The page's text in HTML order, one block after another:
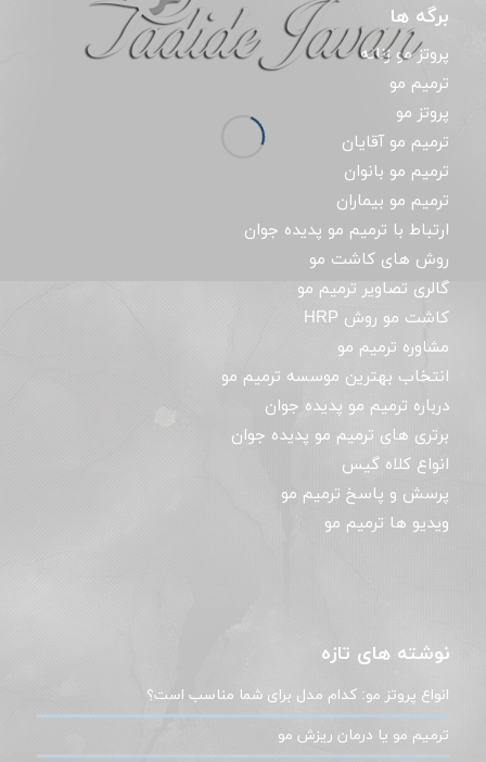
برگه ها
پروتز مو زنانه
ترمیم مو
پروتز مو
ترمیم مو آقایان
ترمیم مو بانوان
ترمیم مو بیماران
ارتباط با ترمیم مو پدیده جوان
روش های کاشت مو
گالری تصاویر ترمیم مو
کاشت مو روش HRP
مشاوره ترمیم مو
انتخاب بهترین موسسه ترمیم مو
درباره ترمیم مو پدیده جوان
برتری های ترمیم مو پدیده جوان
انواع کلاه گیس
پرسش و پاسخ ترمیم مو
ویدیو ها ترمیم مو
نوشته های تازه
انواع پروتز مو: کدام مدل برای شما مناسب است؟
ترمیم مو یا درمان ریزش مو